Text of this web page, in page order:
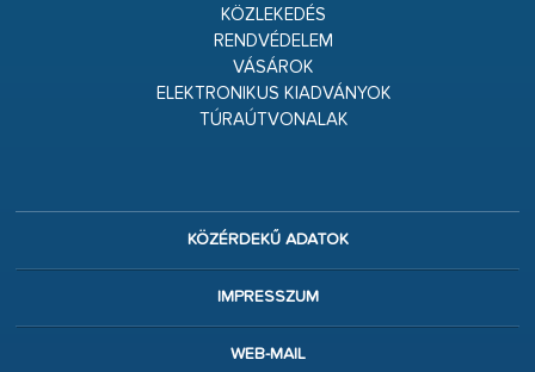
KÖZLEKEDÉS
RENDVÉDELEM
VÁSÁROK
ELEKTRONIKUS KIADVÁNYOK
TÚRAÚTVONALAK
KÖZÉRDEKŰ ADATOK
IMPRESSZUM
WEB-MAIL